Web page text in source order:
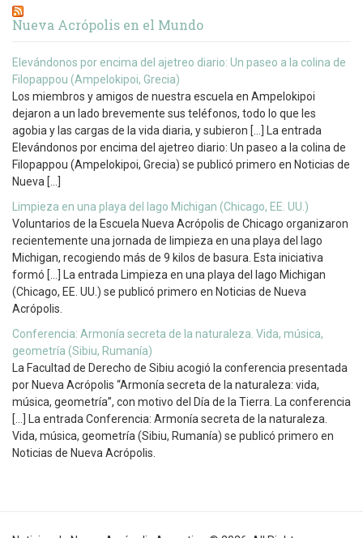
Nueva Acrópolis en el Mundo
Elevándonos por encima del ajetreo diario: Un paseo a la colina de
Filopappou (Ampelokipoi, Grecia)
Los miembros y amigos de nuestra escuela en Ampelokipoi
dejaron a un lado brevemente sus teléfonos, todo lo que les
agobia y las cargas de la vida diaria, y subieron […] La entrada
Elevándonos por encima del ajetreo diario: Un paseo a la colina de
Filopappou (Ampelokipoi, Grecia) se publicó primero en Noticias de
Nueva […]
Limpieza en una playa del lago Michigan (Chicago, EE. UU.)
Voluntarios de la Escuela Nueva Acrópolis de Chicago organizaron
recientemente una jornada de limpieza en una playa del lago
Michigan, recogiendo más de 9 kilos de basura. Esta iniciativa
formó […] La entrada Limpieza en una playa del lago Michigan
(Chicago, EE. UU.) se publicó primero en Noticias de Nueva
Acrópolis.
Conferencia: Armonía secreta de la naturaleza. Vida, música,
geometría (Sibiu, Rumanía)
La Facultad de Derecho de Sibiu acogió la conferencia presentada
por Nueva Acrópolis “Armonía secreta de la naturaleza: vida,
música, geometría”, con motivo del Día de la Tierra. La conferencia
[…] La entrada Conferencia: Armonía secreta de la naturaleza.
Vida, música, geometría (Sibiu, Rumanía) se publicó primero en
Noticias de Nueva Acrópolis.